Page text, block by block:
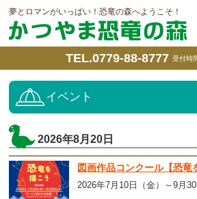
夢とロマンがいっぱい！恐竜の森へようこそ！
TEL.0779-88-8777 受付時
イベント
2026年8月20日
図画作品コンクール【恐竜
2026年7月10日（金）～9月30